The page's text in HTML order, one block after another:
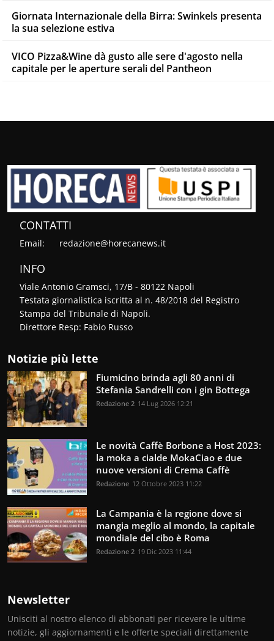
Giornata Internazionale della Birra: Swinkels presenta
la sua selezione estiva
VICO Pizza&Wine dà gusto alle sere d'agosto nella
capitale per le aperture serali del Pantheon
CONTATTI
Email: redazione@horecanews.it
INFO
Viale Antonio Gramsci, 17/B - 80122 Napoli
Testata giornalistica iscritta al n. 48/2018 del Registro
Stampa del Tribunale di Napoli.
Direttore Resp: Fabio Russo
Notizie più lette
Fiumicino brinda agli 80 anni di
Stefania Sandrelli con i gin Bottega
Redazione 2 14 Lug 2026 12:21
Le novità Caffè Borbone a Host 2023:
la moka a cialde MokaCiao e due
nuove versioni di Crema Caffè
Redazione 12 Ottobre 2023 11:22
La Campania è la regione dove si
mangia meglio al mondo, la capitale
mondiale del cibo è Roma
Redazione 2 19 Dic 2023 11:44
Newsletter
Unisciti al nostro elenco di abbonati per ricevere le ultime
notizie, gli aggiornamenti e le offerte speciali direttamente